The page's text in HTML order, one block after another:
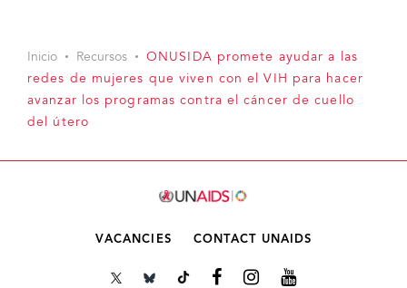
Inicio Recursos
ONUSIDA promete ayudar a las
redes de mujeres que viven con el VIH para hacer
avanzar los programas contra el cáncer de cuello
del útero
VACANCIES CONTACT UNAIDS